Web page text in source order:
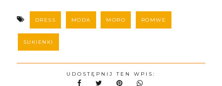
DRESS MODA MORO ROMWE
SUKIENKI
UDOSTĘPNIJ TEN WPIS: